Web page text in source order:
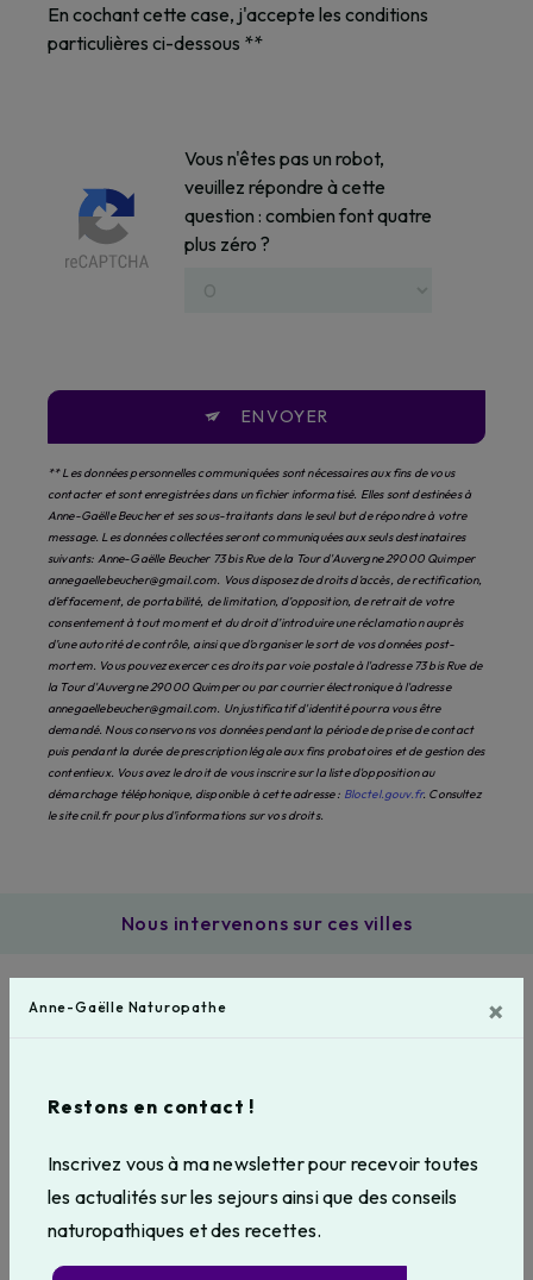
Anne-Gaëlle Naturopathe ×
Restons en contact !
Inscrivez vous à ma newsletter pour recevoir toutes
les actualités sur les sejours ainsi que des conseils
naturopathiques et des recettes.
En cochant cette case, j'accepte les conditions
particulières ci-dessous **
Vous n'êtes pas un robot,
veuillez répondre à cette
question : combien font quatre
plus zéro ?
ENVOYER
** Les données personnelles communiquées sont nécessaires aux fins de vous
contacter et sont enregistrées dans un fichier informatisé. Elles sont destinées à
Anne-Gaëlle Beucher et ses sous-traitants dans le seul but de répondre à votre
message. Les données collectées seront communiquées aux seuls destinataires
suivants: Anne-Gaëlle Beucher 73 bis Rue de la Tour d'Auvergne 29000 Quimper
annegaellebeucher@gmail.com. Vous disposez de droits d’accès, de rectification,
d’effacement, de portabilité, de limitation, d’opposition, de retrait de votre
consentement à tout moment et du droit d’introduire une réclamation auprès
d’une autorité de contrôle, ainsi que d’organiser le sort de vos données post-
mortem. Vous pouvez exercer ces droits par voie postale à l'adresse 73 bis Rue de
la Tour d'Auvergne 29000 Quimper ou par courrier électronique à l'adresse
annegaellebeucher@gmail.com. Un justificatif d'identité pourra vous être
demandé. Nous conservons vos données pendant la période de prise de contact
puis pendant la durée de prescription légale aux fins probatoires et de gestion des
contentieux. Vous avez le droit de vous inscrire sur la liste d'opposition au
démarchage téléphonique, disponible à cette adresse : Bloctel.gouv.fr. Consultez
le site cnil.fr pour plus d’informations sur vos droits.
Nous intervenons sur ces villes
Essaouira Lorient